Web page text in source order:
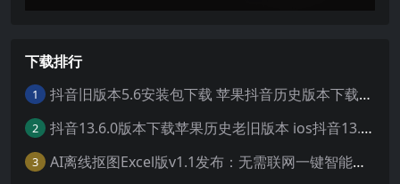
下载排行
1 抖音旧版本5.6安装包下载 苹果抖音历史版本下载安装 ios抖音老旧版本大全 抖音5.6.0历史官方版安装下载
2 抖音13.6.0版本下载苹果历史老旧版本 ios抖音13.6旧版本安装包
3 AI离线抠图Excel版v1.1发布：无需联网一键智能去除背景